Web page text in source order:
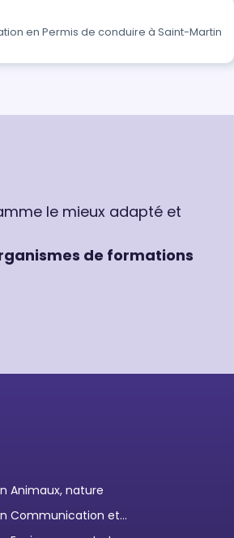
en Permis de conduire à Saint-Martin
le mieux adapté et
de formations
Animaux, nature
Communication et
et